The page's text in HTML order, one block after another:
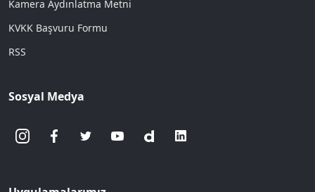
Kamera Aydınlatma Metni
KVKK Başvuru Formu
RSS
Sosyal Medya